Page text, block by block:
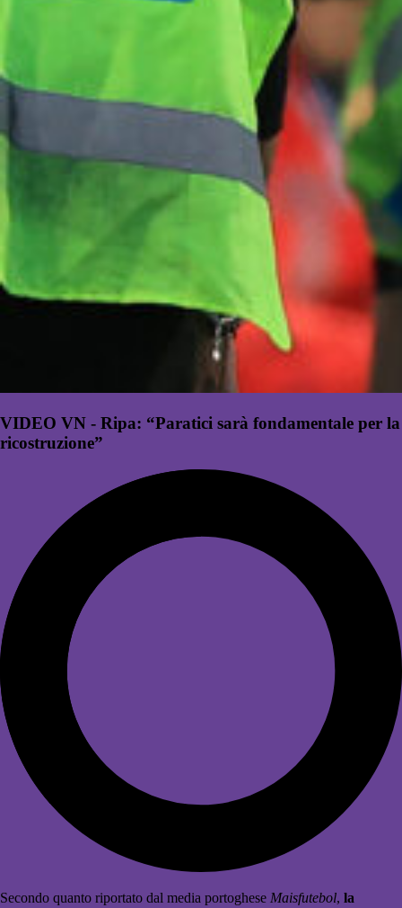
VIDEO VN - Ripa: “Paratici sarà fondamentale per la
ricostruzione”
Secondo quanto riportato dal media portoghese Maisfutebol, la